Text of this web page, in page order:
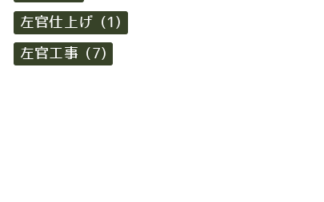
左官仕上げ (1)
左官工事 (7)